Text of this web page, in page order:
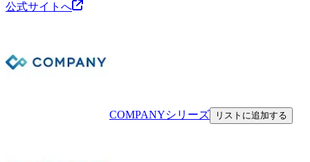
公式サイトへ
COMPANYシリーズ リストに追加する